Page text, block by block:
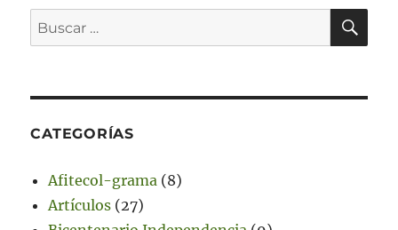
Buscar
por:
CATEGORÍAS
Afitecol-grama (8)
Artículos (27)